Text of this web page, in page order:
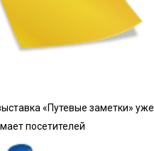
«Путевые заметки» уже
посетителей